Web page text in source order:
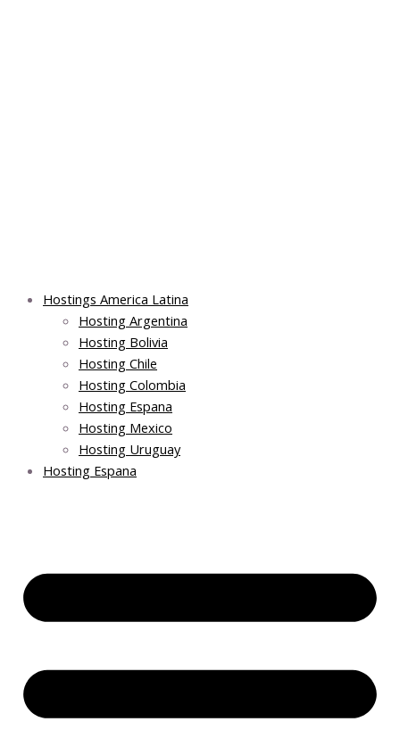
Hostings America Latina
Hosting Argentina
Hosting Bolivia
Hosting Chile
Hosting Colombia
Hosting Espana
Hosting Mexico
Hosting Uruguay
Hosting Espana